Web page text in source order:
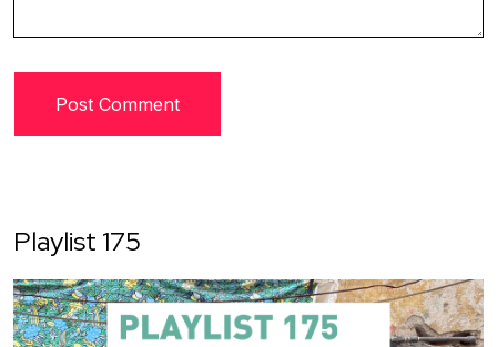
Playlist 175